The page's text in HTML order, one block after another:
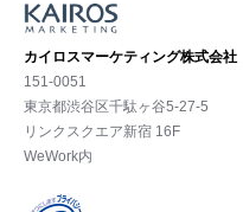
カイロスマーケティング株式会社
151-0051
東京都渋⾕区千駄ヶ谷5-27-5
リンクスクエア新宿 16F
WeWork内